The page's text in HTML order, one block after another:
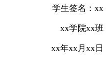
学生签名：xx
xx学院xx班
xx年xx月xx日